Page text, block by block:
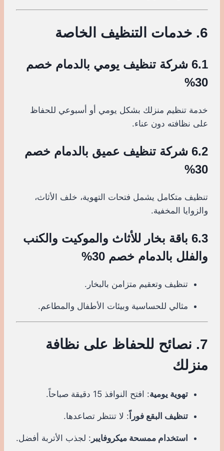
6. خدمات التنظيف الخاصة
6.1 شركة تنظيف يومي بالدمام خصم
30%
خدمة تنظيم منزلك بشكل يومي أو أسبوعي للحفاظ
على نظافته دون عناء.
6.2 شركة تنظيف عميق بالدمام خصم
30%
تنظيف متكامل يشمل فتحات التهوية، خلف الأثاث،
والزوايا المخفية.
6.3 باقة بخار للأثاث والموكيت والكنب
والفلل بالدمام خصم 30%
تنظيف وتعقيم متزامن بالبخار.
مثالي للحساسية وبيئات الأطفال والمطاعم.
7. نصائح للحفاظ على نظافة
منزلك
تهوية يومية: افتح النوافذ 15 دقيقة صباحاً.
تنظيف البقع فوراً : لا تنتظر تصاعدها.
استخدام ممسحة ميكروفايبر : لجذب الأتربة أفضل.